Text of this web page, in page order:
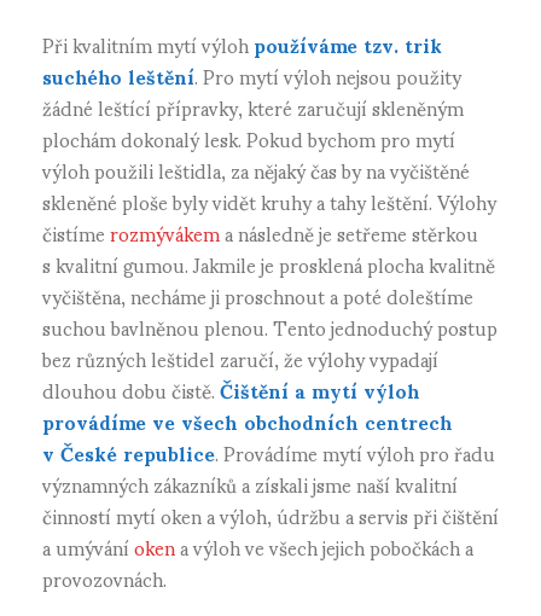
Při kvalitním mytí výlohpoužíváme tzv. trik
suchého leštění. Pro mytí výloh nejsou použity
žádné leštící přípravky, které zaručují skleněným
plochám dokonalý lesk. Pokud bychom pro mytí
výloh použili leštidla, za nějaký čas by na vyčištěné
skleněné ploše byly vidět kruhy a tahy leštění. Výlohy
čistímerozmývákema následně je setřeme stěrkou
s kvalitní gumou. Jakmile je prosklená plocha kvalitně
vyčištěna, necháme ji proschnout a poté doleštíme
suchou bavlněnou plenou. Tento jednoduchý postup
bez různých leštidel zaručí, že výlohy vypadají
dlouhou dobu čistě.Čištění a mytí výloh
provádíme ve všech obchodních centrech
v České republice. Provádíme mytí výloh pro řadu
významných zákazníků a získali jsme naší kvalitní
činností mytí oken a výloh, údržbu a servis při čištění
a umýváníokena výloh ve všech jejich pobočkách a
provozovnách.